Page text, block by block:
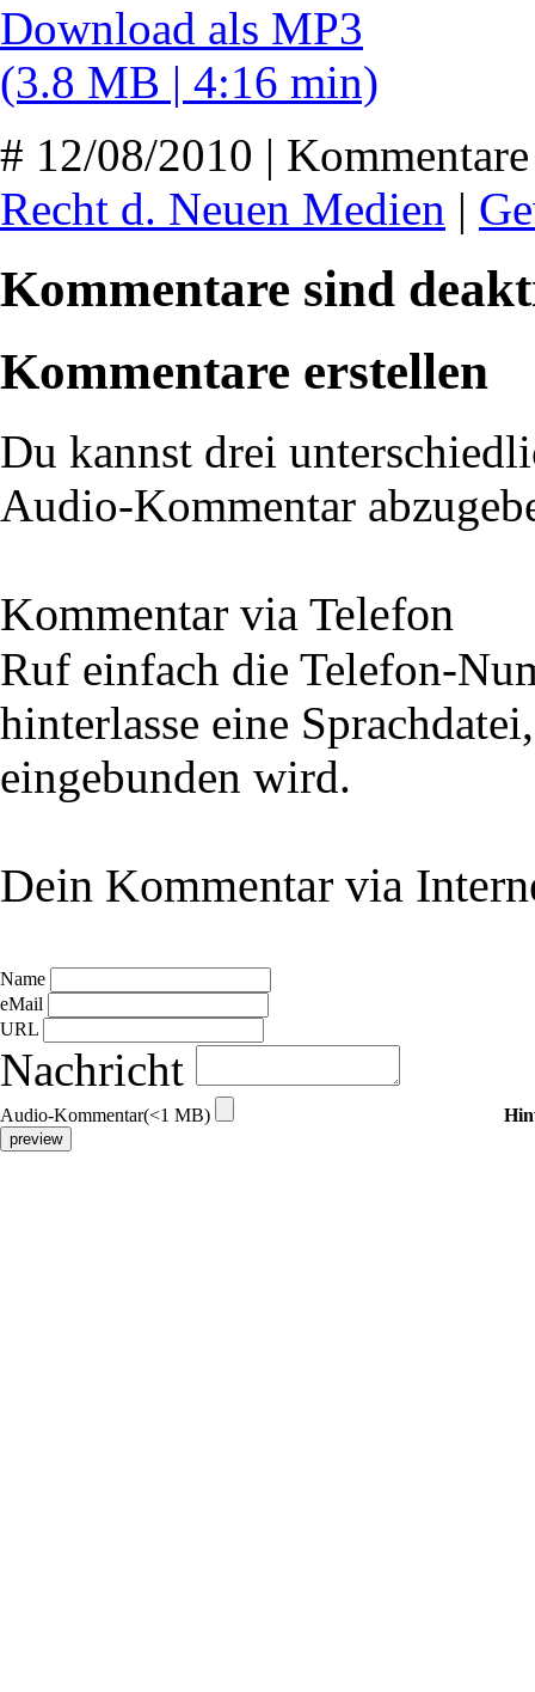
Download als MP3
(3.8 MB | 4:16 min)
# 12/08/2010 |
Recht d. Neuen Medien |
Kommentare sind
Kommentare erstellen
Du kannst drei
Audio-Kommentar
Kommentar via Telefon
Ruf einfach die Telefon-
hinterlasse eine
eingebunden wird.
Dein Kommentar via
Name
eMail
URL
Nachricht
Audio-Kommentar(<1 MB)